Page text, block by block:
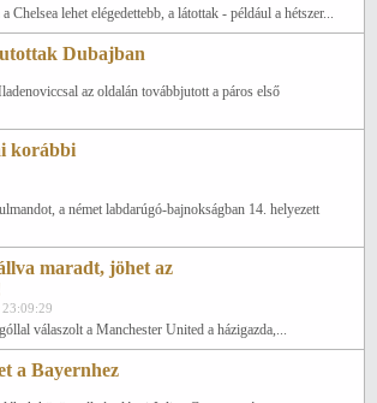
Chelsea lehet elégedettebb, a látottak - például a hétszer...
Dubajban
az oldalán továbbjutott a páros első
korábbi
a német labdarúgó-bajnokságban 14. helyezett
maradt, jöhet az
válaszolt a Manchester United a házigazda,...
a Bayernhez